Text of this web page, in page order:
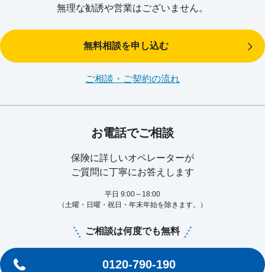
無理な勧誘や営業はございません。
無料相談を申し込む
ご相談・ご契約の流れ
お電話でご相談
保険に詳しいオペレーターが
ご質問に丁寧にお答えします
平日 9:00～18:00
（土曜・日曜・祝日・年末年始を除きます。）
ご相談は何度でも無料
0120-790-190